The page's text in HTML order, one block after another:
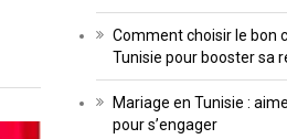
Comment choisir le bon
Tunisie pour booster sa
Mariage en Tunisie :
pour s’engager